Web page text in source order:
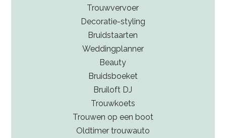
Trouwvervoer
Decoratie-styling
Bruidstaarten
Weddingplanner
Beauty
Bruidsboeket
Bruiloft DJ
Trouwkoets
Trouwen op een boot
Oldtimer trouwauto